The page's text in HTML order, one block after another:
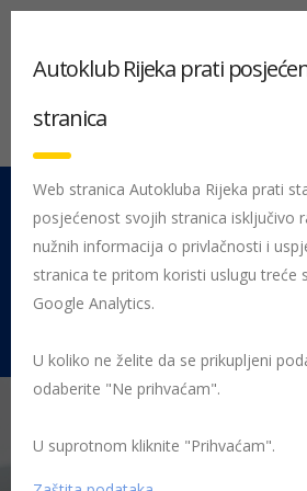
051 212 442 Centrala
Pon - Pet 08:00 - 16:00
Rujevica 9/1, 51000 Rijeka
Početna HAK Članstvo – isplati se biti član
Autoklub Rijeka prati
stranica
Web stranica Autokluba Rijeka prati
posjećenost svojih stranica isključivo
nužnih informacija o privlačnosti i
stranica te pritom koristi uslugu treće
Google Analytics.
U koliko ne želite da se prikupljeni
odaberite "Ne prihvaćam".
U suprotnom kliknite "Prihvaćam".